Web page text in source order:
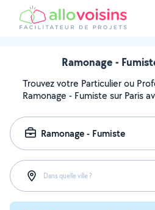
Ramonage -
Trouvez votre Particulier ou
Ramonage - Fumiste sur Paris
Ramonage - Fumiste
Dans quelle ville ?